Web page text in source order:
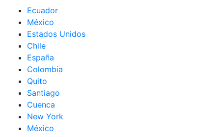
Ecuador
México
Estados Unidos
Chile
España
Colombia
Quito
Santiago
Cuenca
New York
México